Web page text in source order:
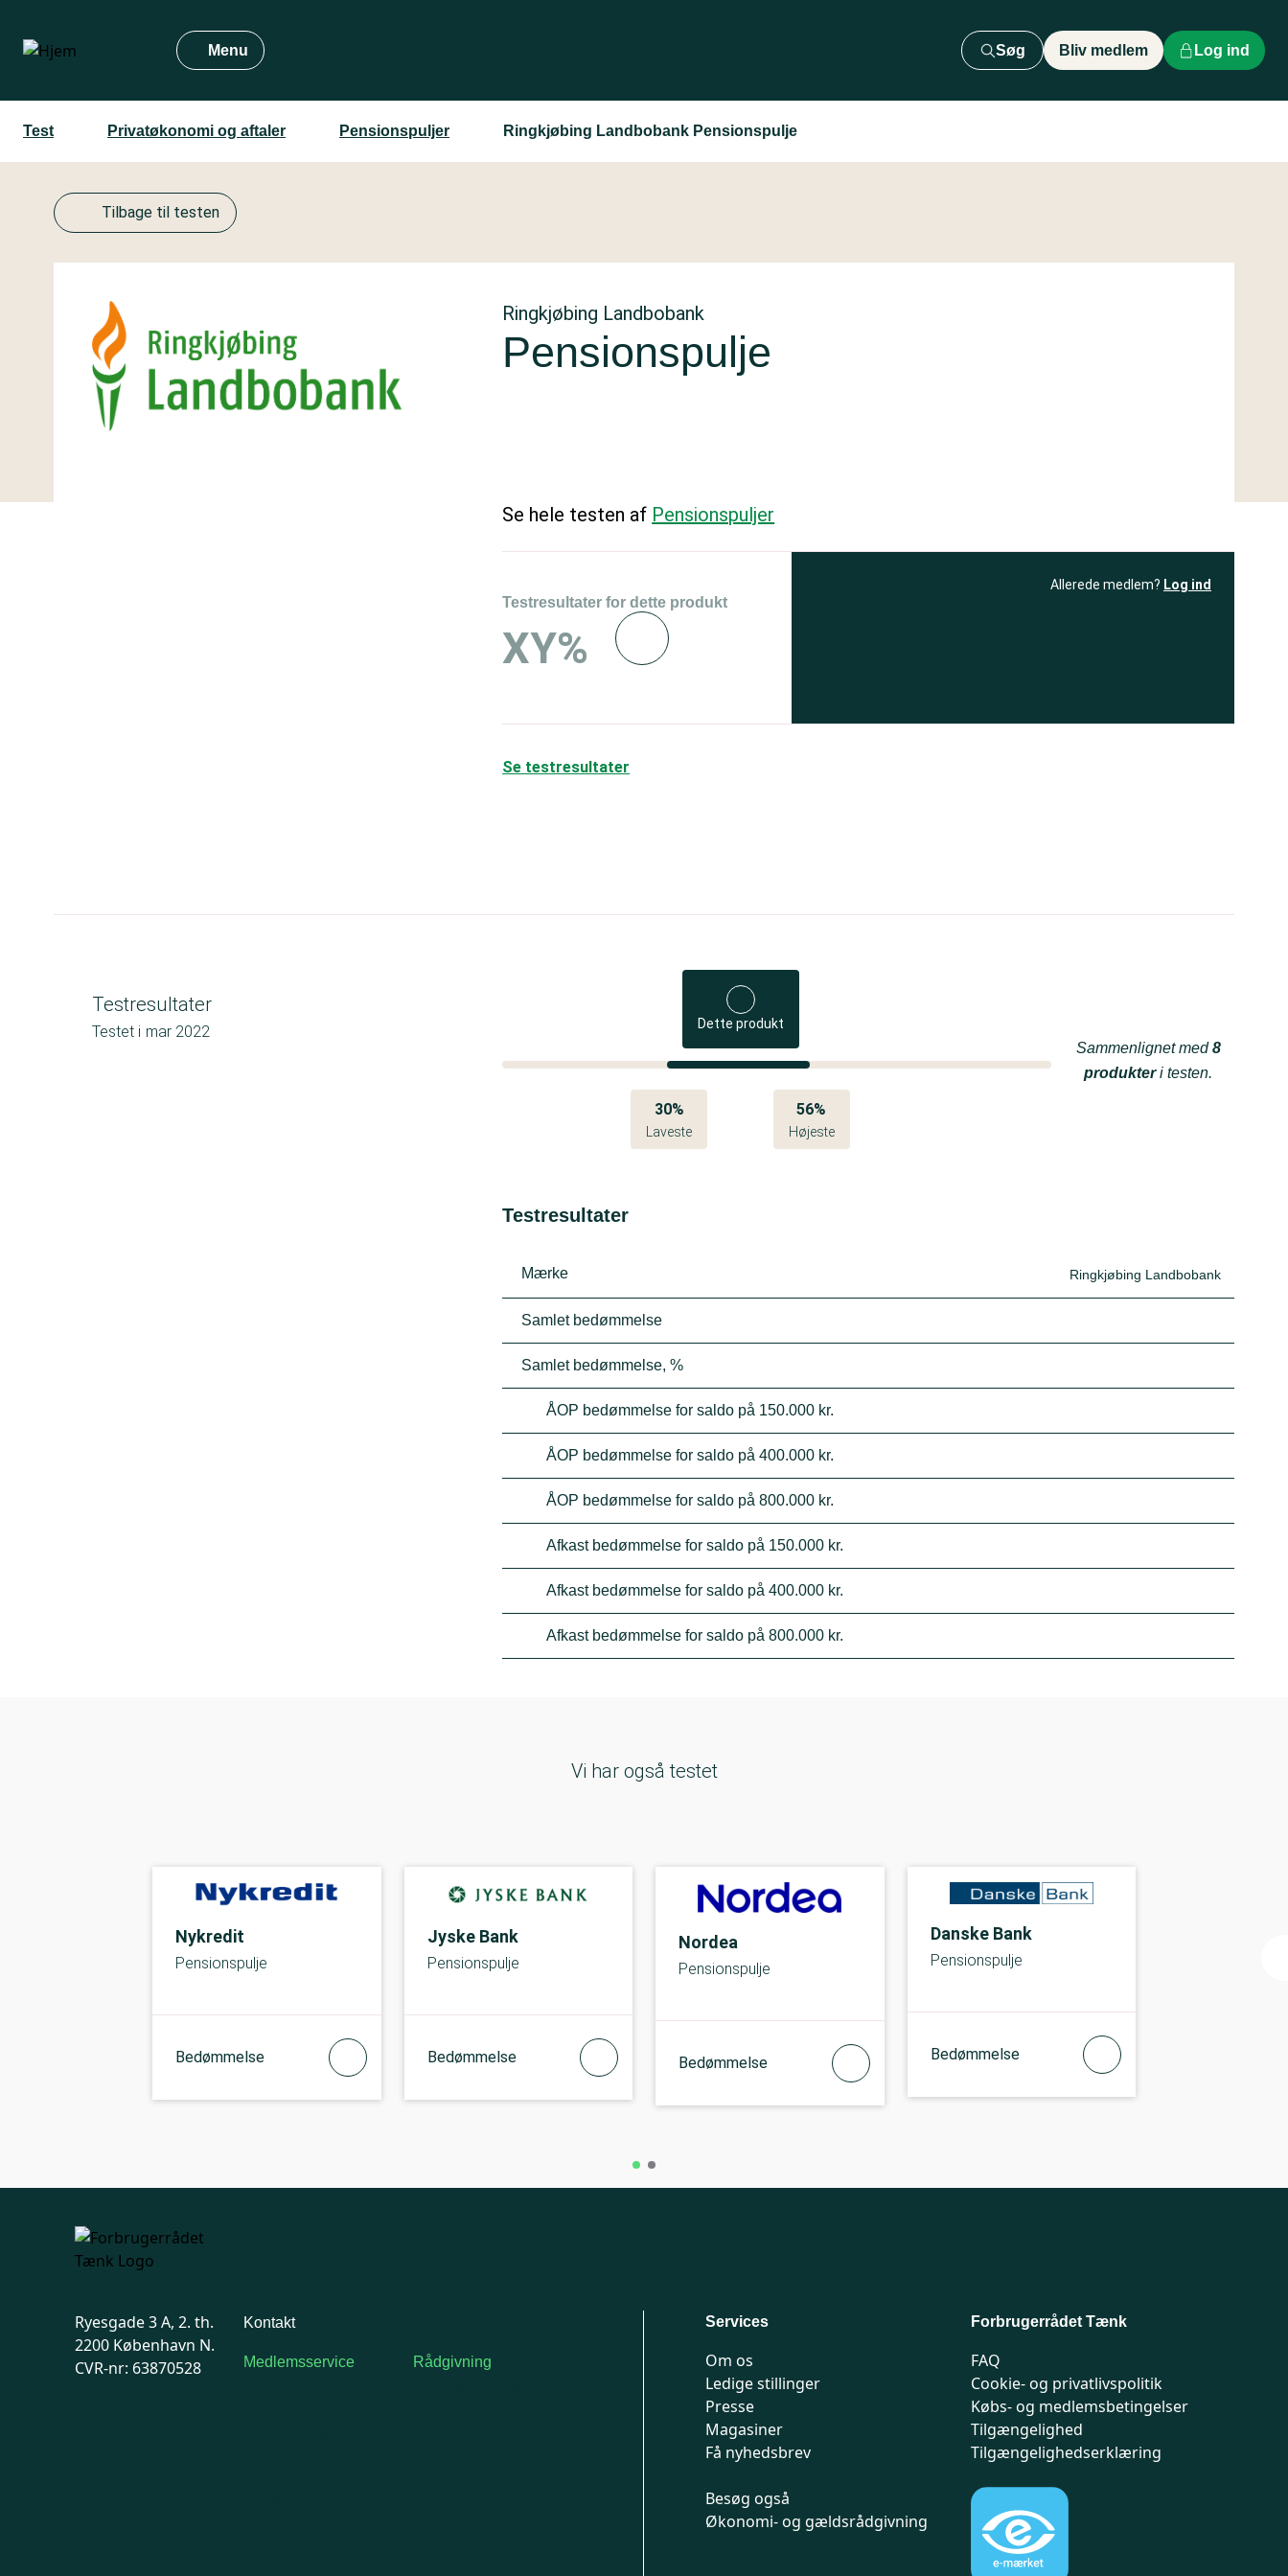
hovedindhold
Menu Søg Bliv medlem Log ind
Test Privatøkonomi og aftaler Pensionspuljer Ringkjøbing Landbobank Pensionspulje
Tilbage til testen
Ringkjøbing Landbobank
Pensionspulje
Se hele testen af Pensionspuljer
Testresultater for dette produkt
XY%
Allerede medlem? Log ind
Se testresultater
Testresultater
Testet i mar 2022 Dette produkt
30%
Laveste
56%
Højeste
Sammenlignet med8
produkteri testen.
Testresultater
Mærke Ringkjøbing Landbobank
Samlet bedømmelse
Samlet bedømmelse, %
ÅOP bedømmelse for saldo på 150.000 kr.
ÅOP bedømmelse for saldo på 400.000 kr.
ÅOP bedømmelse for saldo på 800.000 kr.
Afkast bedømmelse for saldo på 150.000 kr.
Afkast bedømmelse for saldo på 400.000 kr.
Afkast bedømmelse for saldo på 800.000 kr.
Vi har også testet
Nykredit
Pensionspulje
Bedømmelse
Jyske Bank
Pensionspulje
Bedømmelse
Nordea
Pensionspulje
Bedømmelse
Danske Bank
Pensionspulje
Bedømmelse
Ryesgade 3 A, 2. th.
2200 København N.
CVR-nr: 63870528
Kontakt
Medlemsservice Rådgivning
Services
Om os
Ledige stillinger
Presse
Magasiner
Få nyhedsbrev
Besøg også
Økonomi- og gældsrådgivning
Forbrugerrådet Tænk
FAQ
Cookie- og privatlivspolitik
Købs- og medlemsbetingelser
Tilgængelighed
Tilgængelighedserklæring